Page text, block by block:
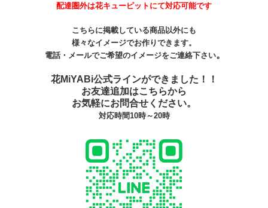
配達圏外は花キューピットにて対応可能です
こちらに掲載している商品以外にも
様々なイメージでお作りできます。
電話・メールでご希望のイメージをご連絡下さい。
花MiYABi公式ラインができました！！
お友達追加はこちらから
お気軽にお問合せください。
対応時間10時～20時